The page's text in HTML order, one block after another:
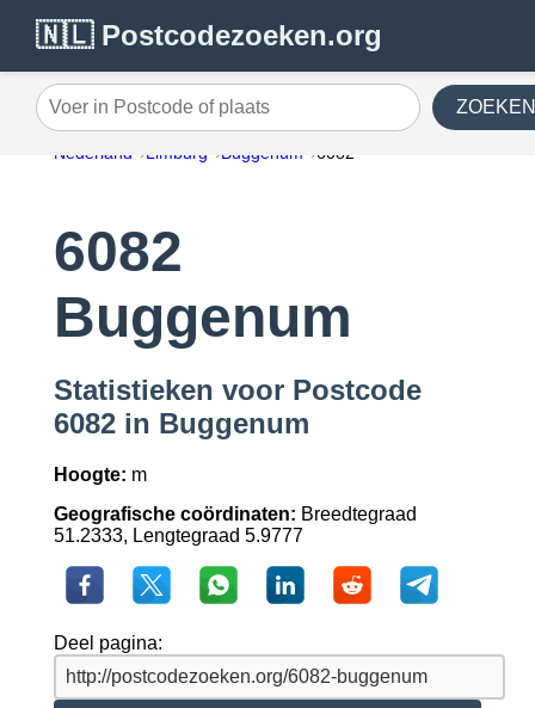
🇳🇱 Postcodezoeken.org
Voer in Postcode of plaats ZOEKEN
Nederland Limburg Buggenum 6082
6082
Buggenum
Statistieken voor Postcode
6082 in Buggenum
Hoogte: m
Geografische coördinaten: Breedtegraad
51.2333, Lengtegraad 5.9777
Deel pagina: